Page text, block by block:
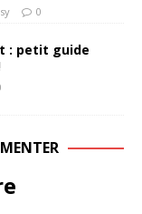
0
: petit guide